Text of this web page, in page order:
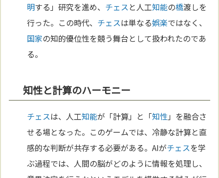
明する」研究を進め、 チェス と人工知能の橋渡しを
行った。この時代、 チェスは単なる娯楽ではなく、
国家の知的優位性を競う舞台として扱われたのであ
る。
知性と計算のハーモニー
チェスは、人工知能が「計算」と「知性 」を融合さ
せる場となった。このゲームでは、冷静な計算と直
感的な判断が共存する必要がある。AIがチェスを学
ぶ過程では、人間の脳がどのように情報を処理し、